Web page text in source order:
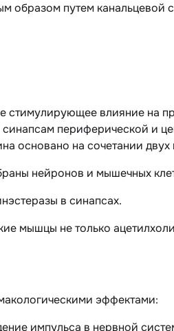
образом путем канальцевой
стимулирующее влияние на
периферической и
основано на сочетании
нейронов и мышечных
в синапсах.
мышцы не только
эффектами:
импульса в нервной